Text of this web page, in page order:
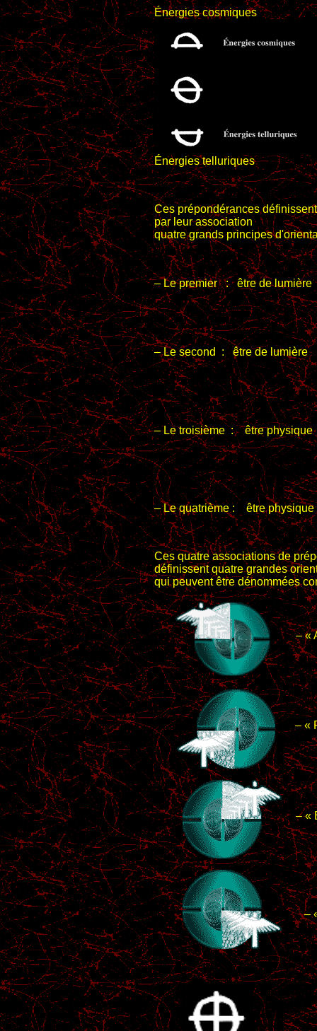
Énergies cosmiques
Énergies telluriques
Ces prépondérances définissent
par leur association
quatre grands principes
– Le premier :être de
– Le second : être de lumière
– Le troisième :être physique
– Le quatrième : être
Ces quatre associations de
définissent quatre grandes
qui peuvent être dénommées
–
–
– «
– «